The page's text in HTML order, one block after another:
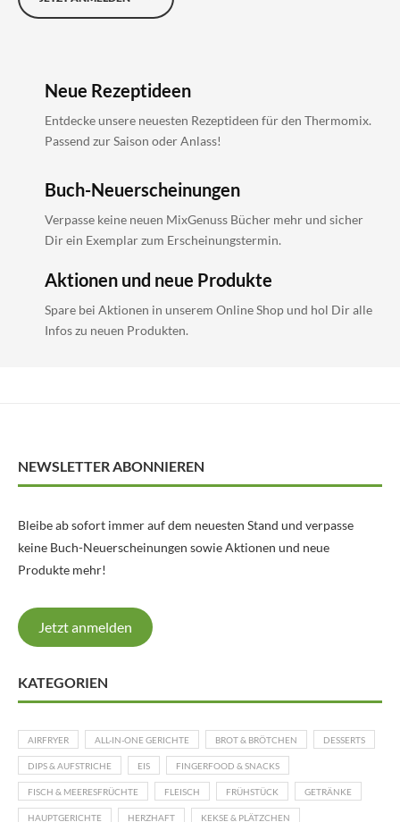
Neue Rezeptideen
Entdecke unsere neuesten Rezeptideen für den Thermomix.
Passend zur Saison oder Anlass!
Buch-Neuerscheinungen
Verpasse keine neuen MixGenuss Bücher mehr und sicher
Dir ein Exemplar zum Erscheinungstermin.
Aktionen und neue Produkte
Spare bei Aktionen in unserem Online Shop und hol Dir alle
Infos zu neuen Produkten.
NEWSLETTER ABONNIEREN
Bleibe ab sofort immer auf dem neuesten Stand und verpasse
keine Buch-Neuerscheinungen sowie Aktionen und neue
Produkte mehr!
Jetzt anmelden
KATEGORIEN
AIRFRYER ALL-IN-ONE GERICHTE BROT & BRÖTCHEN DESSERTS
DIPS & AUFSTRICHE EIS FINGERFOOD & SNACKS
FISCH & MEERESFRÜCHTE FLEISCH FRÜHSTÜCK GETRÄNKE
HAUPTGERICHTE HERZHAFT KEKSE & PLÄTZCHEN